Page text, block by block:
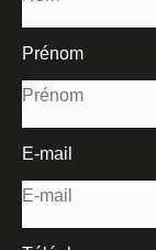
Prénom
E-mail